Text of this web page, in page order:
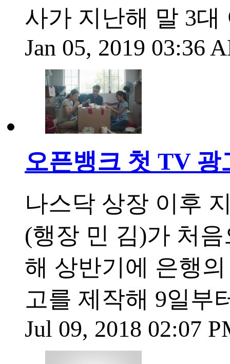
사가 지난해 말 3
Jan 05, 2019 03:36
오픈뱅크 첫 TV 광
나스닥 상장 이후
(행장 민 김)가 처
해 상반기에 은행
고를 제작해 9일부
Jul 09, 2018 02:07